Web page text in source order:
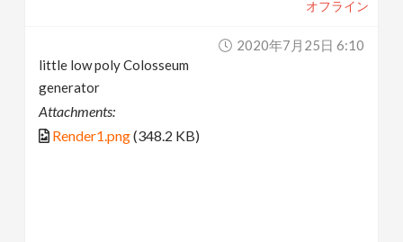
オフライン
2020年7月25日 6:10
little low poly Colosseum
generator
Attachments:
Render1.png(348.2 KB)